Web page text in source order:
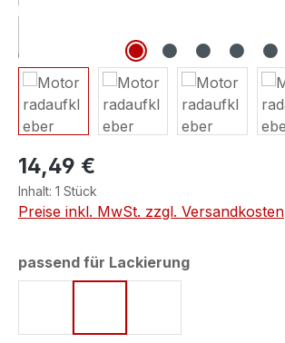
14,49 €
Inhalt: 1 Stück
Preise inkl. MwSt. zzgl. Versandkosten
passend für Lackierungauswählen